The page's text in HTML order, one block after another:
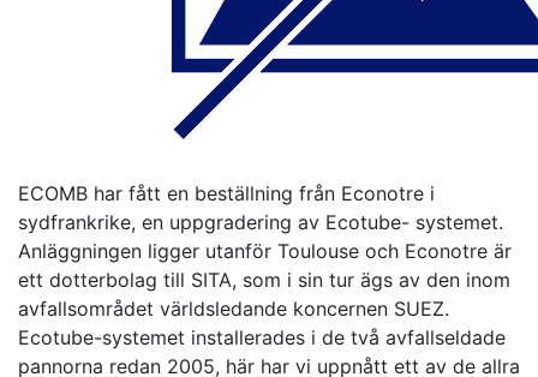
ECOMB har fått en beställning från Econotre i
sydfrankrike, en uppgradering av Ecotube- systemet.
Anläggningen ligger utanför Toulouse och Econotre är
ett dotterbolag till SITA, som i sin tur ägs av den inom
avfallsområdet världsledande koncernen SUEZ.
Ecotube-systemet installerades i de två avfallseldade
pannorna redan 2005, här har vi uppnått ett av de allra